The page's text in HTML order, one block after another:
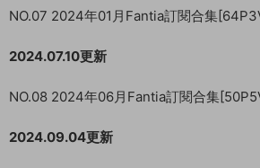
NO.07 2024年01月Fantia訂閱合集
2024.07.10更新
NO.08 2024年06月Fantia訂閱合集
2024.09.04更新